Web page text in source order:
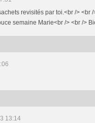
revisités par toi.<br /> <br
semaine Marie<br /> <br />
13:14